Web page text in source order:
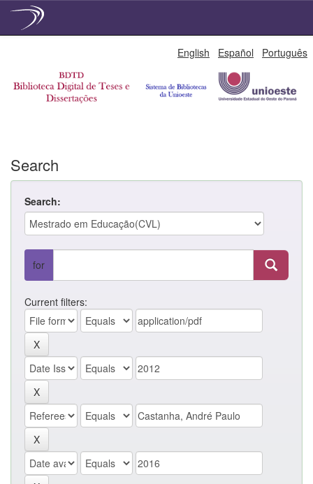
English Español Português
Search
Search:
for
Current filters: